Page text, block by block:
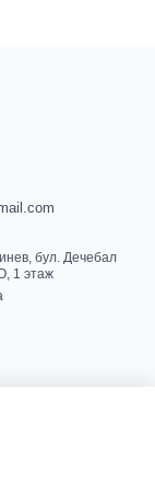
бул. Дечебал
1 этаж